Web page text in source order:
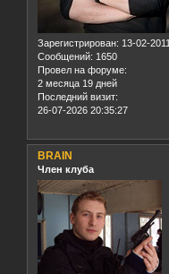
Зарегистрирован: 13-02-2011
Сообщений: 1650
Провел на форуме:
2 месяца 19 дней
Последний визит:
26-07-2026 20:35:27
BRAIN
Член клуба